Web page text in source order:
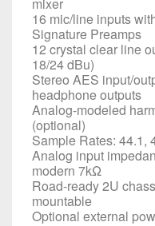
16 mic/line inputs
Signature Preamps
12 crystal clear line
18/24 dBu)
Stereo AES input/
headphone outputs
Analog-modeled
(optional)
Sample Rates: 44.1,
Analog input
modern 7kΩ
Road-ready 2U
mountable
Optional external